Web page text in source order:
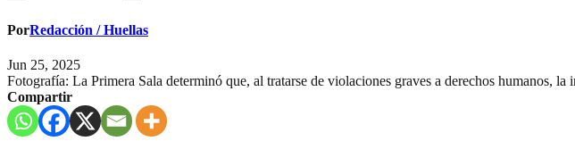
PorRedacción / Huellas
Jun 25, 2025
Fotografía: La Primera Sala determinó que, al tratarse de violaciones graves a derechos humanos, la
Compartir